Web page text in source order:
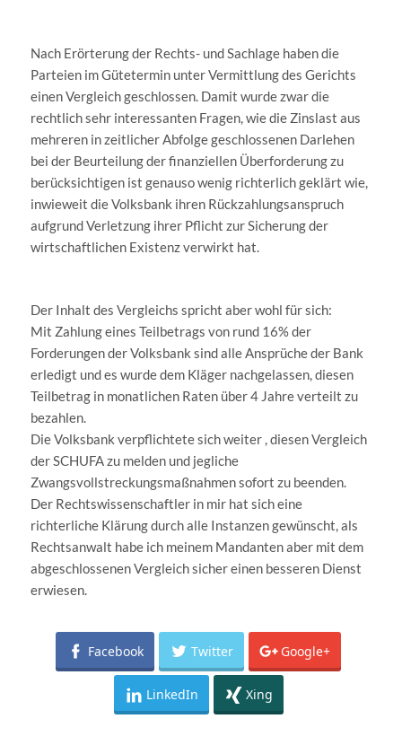
Nach Erörterung der Rechts- und Sachlage haben die
Parteien im Gütetermin unter Vermittlung des Gerichts
einen Vergleich geschlossen. Damit wurde zwar die
rechtlich sehr interessanten Fragen, wie die Zinslast aus
mehreren in zeitlicher Abfolge geschlossenen Darlehen
bei der Beurteilung der finanziellen Überforderung zu
berücksichtigen ist genauso wenig richterlich geklärt wie,
inwieweit die Volksbank ihren Rückzahlungsanspruch
aufgrund Verletzung ihrer Pflicht zur Sicherung der
wirtschaftlichen Existenz verwirkt hat.
Der Inhalt des Vergleichs spricht aber wohl für sich:
Mit Zahlung eines Teilbetrags von rund 16% der
Forderungen der Volksbank sind alle Ansprüche der Bank
erledigt und es wurde dem Kläger nachgelassen, diesen
Teilbetrag in monatlichen Raten über 4 Jahre verteilt zu
bezahlen.
Die Volksbank verpflichtete sich weiter , diesen Vergleich
der SCHUFA zu melden und jegliche
Zwangsvollstreckungsmaßnahmen sofort zu beenden.
Der Rechtswissenschaftler in mir hat sich eine
richterliche Klärung durch alle Instanzen gewünscht, als
Rechtsanwalt habe ich meinem Mandanten aber mit dem
abgeschlossenen Vergleich sicher einen besseren Dienst
erwiesen.
Facebook Twitter Google+
LinkedIn Xing